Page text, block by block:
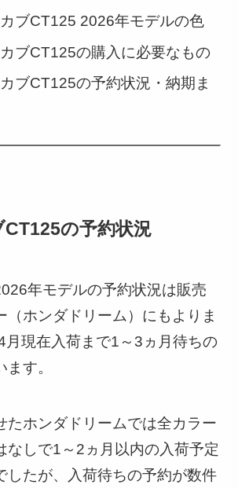
ブCT125 2026年モデルの色
ブCT125の購入に必要なもの
ブCT125の予約状況・納期ま
の予約状況
年モデルの予約状況は販売
（ホンダドリーム）にもよりま
月現在入荷まで1～3ヵ月待ちの
す。
たホンダドリームでは全カラー
なしで1～2ヵ月以内の入荷予定
したが、入荷待ちの予約が数件